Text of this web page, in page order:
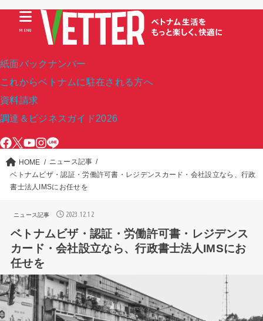
紙面バックナンバー
これからベトナムに駐在される方へ
資料請求
調達＆ビジネスガイド2026
MENU
HOME
ニュース記事
ベトナムビザ・認証・労働許可書・レジデンスカード・会社設立なら、行政
書士法人IMSにお任せを
ニュース記事 2023.12.12
ベトナムビザ・認証・労働許可書・レジデンス
カード・会社設立なら、行政書士法人IMSにお
任せを